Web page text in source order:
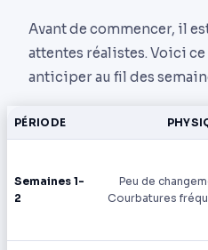
Avant de commencer, il
attentes réalistes. Voici
anticiper au fil des
PÉRIODE
Semaines 1-
2
Peu de
Courbatures